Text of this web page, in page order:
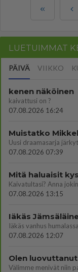
LUETUIMMAT
PÄIVÄ VIIKKO
kenen näköinen
kaivattusi on ?
07.08.2026 16:24
Muistatko
07.08.2026 07:39
Mitä haluaisit
Kaivatultasi? Anna
07.08.2026 13:15
07.08.2026 12:07
Olen luovuttanut